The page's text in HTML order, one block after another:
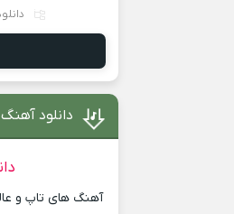
دانلود آهنگ
آهنگ های تاپ و